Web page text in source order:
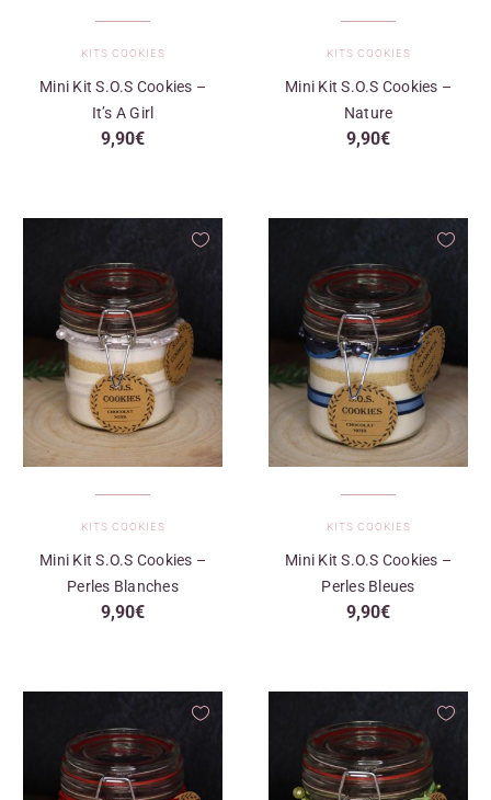
KITS COOKIES
Mini Kit S.O.S Cookies –
It’s A Girl
9,90€
KITS COOKIES
Mini Kit S.O.S Cookies –
Nature
9,90€
KITS COOKIES
Mini Kit S.O.S Cookies –
Perles Blanches
9,90€
KITS COOKIES
Mini Kit S.O.S Cookies –
Perles Bleues
9,90€